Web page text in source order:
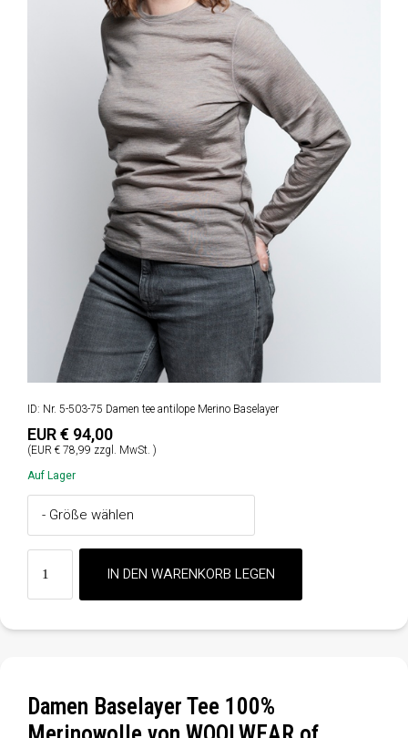
ID: Nr. 5-503-75 Damen tee antilope Merino Baselayer
EUR € 94,00
(EUR € 78,99 zzgl. MwSt. )
Auf Lager
Damen Baselayer Tee 100%